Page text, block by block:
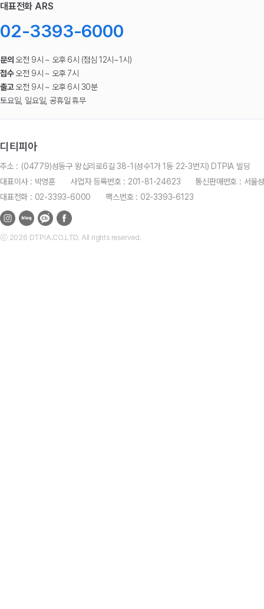
대표전화 ARS
02-3393-6000
문의 오전 9시 ~ 오후 6시 (점심 12시~1시)
접수오전 9시 ~ 오후 7시
출고오전 9시 ~ 오후 6시 30분
토요일, 일요일, 공휴일 휴무
디티피아
주소 : (04779)성동구 왕십리로6길 38-1(성수1가 1동 22-3번지) DTPIA 빌딩
대표이사 : 박영훈
사업자 등록번호 : 201-81-24623
통신판매번호 : 서
대표전화 : 02-3393-6000
팩스번호 : 02-3393-6123
ⓒ 2026 DTPIA.CO.LTD. All rights reserved.